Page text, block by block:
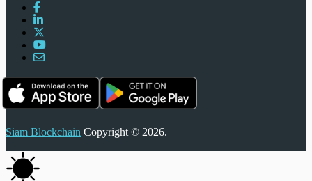
Siam Blockchain Copyright © 2026.